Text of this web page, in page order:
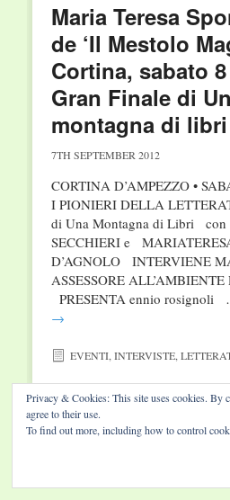
Maria Teresa
de ‘Il Mestolo
Cortina, sabato
Gran Finale di
montagna di libri
7TH SEPTEMBER 2012
CORTINA D’AMPEZZO •
I PIONIERI DELLA
di Una Montagna di Libri con
SECCHIERI e
D’AGNOLO INTERVIENE
ASSESSORE
PRESENTA ennio rosignoli
→
EVENTI,INTERVISTE,
Privacy & Cookies: This site uses cookies. By
agree to their use.
To find out more, including how to control